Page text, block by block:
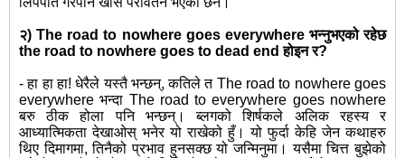
२) The road to nowhere goes everywhere भन्नुभएको रहेछ
the road to nowhere goes to dead end होइन र?
- हा हा हा! धेरैले यस्तै भन्छन्, कतिले त The road to nowhere goes
everywhere भन्दा The road to everywhere goes nowhere
बरु ठीक होला पनि भन्छन्। ब्लगको शिर्षकले अलिक रहस्य र
आध्यात्मिकता देखाओस् भनेर यो राखेको हुँ। यो फुर्दा केहि जेन कथाहरु
थिए दिमागमा, तिनैको प्रभाव हुनसक्छ यो जन्मिनुमा। यसैमा चित्त बुझेको